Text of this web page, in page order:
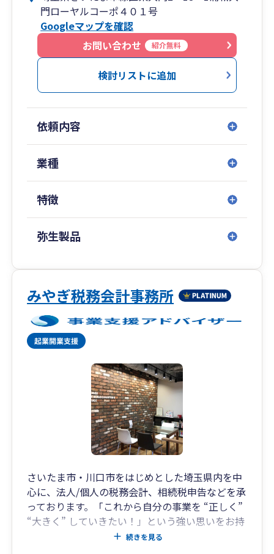
また、コロナ期間が明けそれまで落ち着いていた
税務調査も件数が増加してきました。税務調査の
対応にお悩みのかたもご相談ください。
見直しまで、実務に沿ってわかりやすくサポート
します。
弥生会計を利用した自計化支援、記帳代行、クラ
ウド会計の導入相談にも対応しています。専門用
語をできるだけ使わず、現在の状況に合わせて
建設業・不動産業など、取引や資金の流れに特徴
がある業種についても、現場の実態を踏まえたご
さい。
門ローヤルコーポ４０１号
Googleマップを確認
お問い合わせ
紹介無料
検討リストに追加
依頼内容
業種
特徴
弥生製品
みやぎ税務会計事務所
さいたま市・川口市をはじめとした埼玉県内を中
心に、法人/個人の税務会計、相続税申告などを承
っております。「これから自分の事業を “正しく”
“大きく” していきたい！」という強い思いをお持
ちの方、新規開業・創業される方、大歓迎です！
続きを見る